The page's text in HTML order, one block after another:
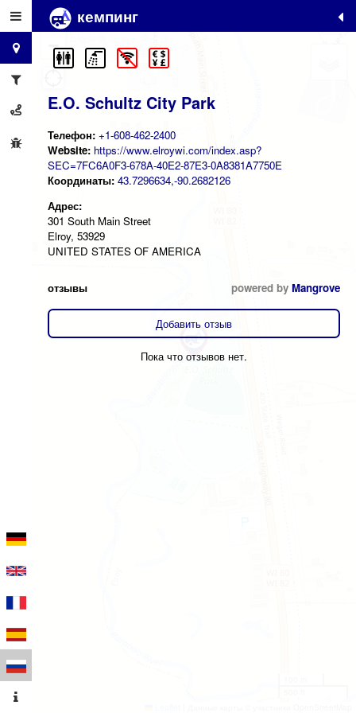
кемпинг
E.O. Schultz City Park
Телефон: +1-608-462-2400
Website: https://www.elroywi.com/index.asp?
SEC=7FC6A0F3-678A-40E2-87E3-0A8381A7750E
Координаты: 43.7296634,-90.2682126
Адрес:
301 South Main Street
Elroy, 53929
UNITED STATES OF AMERICA
отзывы powered by Mangrove
Добавить отзыв
Пока что отзывов нет.
+
−